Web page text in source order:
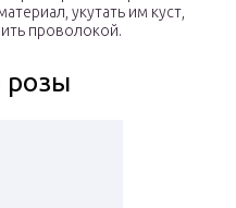
укутать им куст,
проволокой.
розы